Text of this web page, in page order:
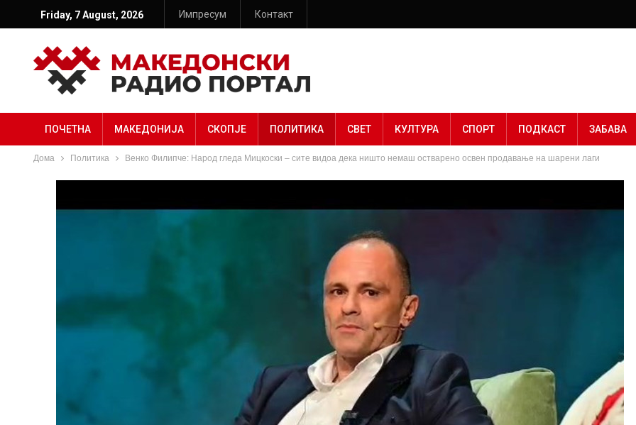
Friday, 7 August, 2026 Импресум Контакт
ПОЧЕТНА МАКЕДОНИЈА СКОПЈЕ ПОЛИТИКА СВЕТ КУЛТУРА СПОРТ ПОДКАСТ ЗАБАВА
Дома Политика Венко Филипче: Народ гледа Мицкоски – сите видоа дека ништо немаш остварено освен продавање на шарени лаги